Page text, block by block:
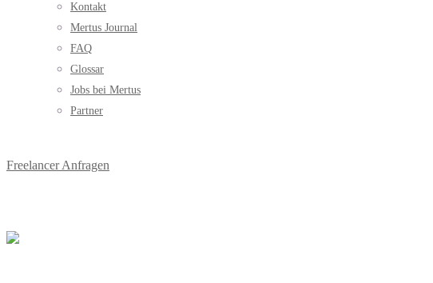
Kontakt
Mertus Journal
FAQ
Glossar
Jobs bei Mertus
Partner
Freelancer Anfragen